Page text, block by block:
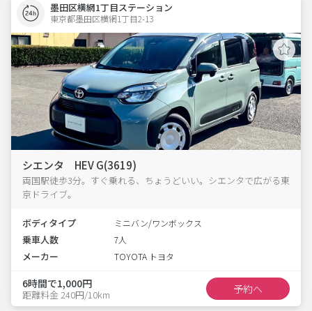
墨田区横網1丁目ステーション
東京都墨田区横網1丁目2-13
シエンタ HEV G(3619)
両国駅徒歩3分。すぐ乗れる、ちょうどいい。シエンタで広がる東
京ドライブ。
ボディタイプ ミニバン/ワンボックス
乗車人数 7人
メーカー TOYOTA トヨタ
6時間で1,000円
距離料金 240円/10km 予約へ